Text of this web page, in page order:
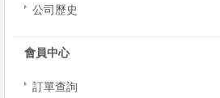
公司歷史
會員中心
訂單查詢